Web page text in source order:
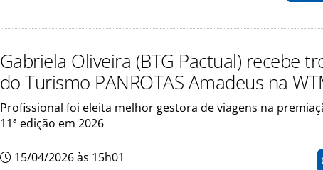
Gabriela Oliveira (BTG Pactual) recebe
do Turismo PANROTAS Amadeus na
Profissional foi eleita melhor gestora de viagens na
11ª edição em 2026
15/04/2026 às 15h01